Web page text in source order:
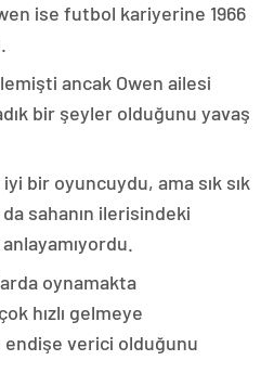
ise futbol kariyerine 1966
ancak Owen ailesi
bir şeyler olduğunu yavaş
bir oyuncuydu, ama sık sık
sahanın ilerisindeki
oynamakta
hızlı gelmeye
endişe verici olduğunu